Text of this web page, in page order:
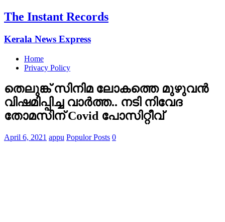
The Instant Records
Kerala News Express
Home
Privacy Policy
തെലുങ്ക് സിനിമ ലോകത്തെ മുഴുവന്‍
വിഷമിപ്പിച്ച വാര്‍ത്ത.. നടി നിവേദ
തോമസിന് Covid പോസിറ്റീവ്
April 6, 2021 appu Populor Posts 0